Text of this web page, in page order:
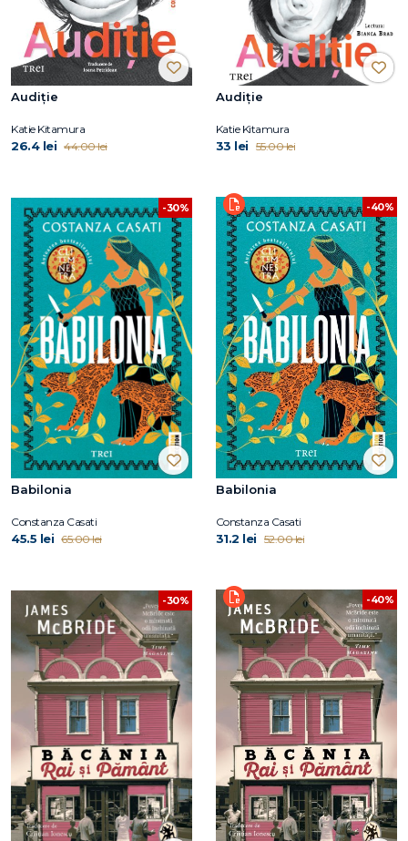
Audiție
Katie Kitamura
26.4 lei 44.00 lei
Audiție
Katie Kitamura
33 lei 55.00 lei
-30%
Babilonia
Constanza Casati
45.5 lei 65.00 lei
-40%
Babilonia
Constanza Casati
31.2 lei 52.00 lei
-30% -40%